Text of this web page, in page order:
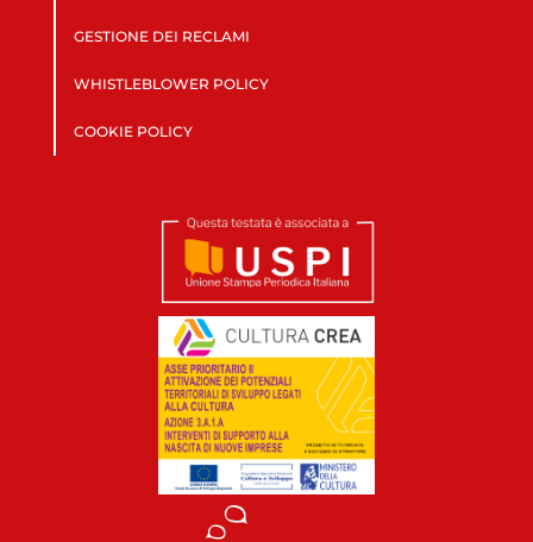
GESTIONE DEI RECLAMI
WHISTLEBLOWER POLICY
COOKIE POLICY